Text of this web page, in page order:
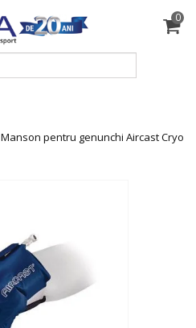
0
Manson pentru genunchi Aircast Cryo